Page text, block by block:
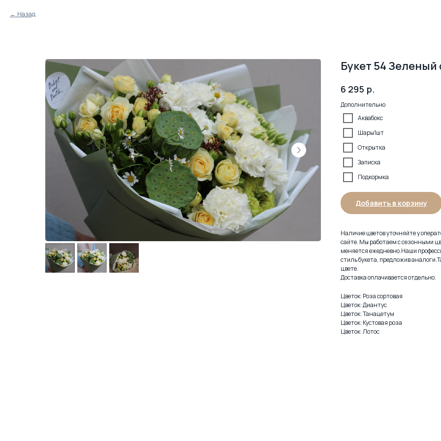
Назад
Букет 54 Зеленый
6 295 р.
Дополнительно
Аквабокс
Шары1шт
Открытка
Записка
Подкормка
Добавить в корзину
Наличие цветов уточняйте у
сайте. Мы работаем с сезонными
меняется ежедневно.Наши
стиль букета, предложив
цвете.
Доставка оплачивается отдельно.
Цветок: Роза сортовая
Цветок: Диантус
Цветок: Танацетум
Цветок: Кустовая роза
Цветок: Лотос